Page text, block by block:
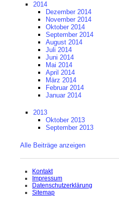
2014
Dezember 2014
November 2014
Oktober 2014
September 2014
August 2014
Juli 2014
Juni 2014
Mai 2014
April 2014
März 2014
Februar 2014
Januar 2014
2013
Oktober 2013
September 2013
Alle Beiträge anzeigen
Navigation
überspringen
Kontakt
Impressum
Datenschutzerklärung
Sitemap